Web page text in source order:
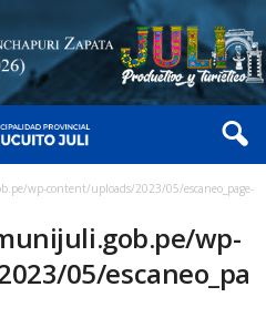
wp-content/uploads/2023/05/escaneo_page-
wp-
05/escaneo_pa